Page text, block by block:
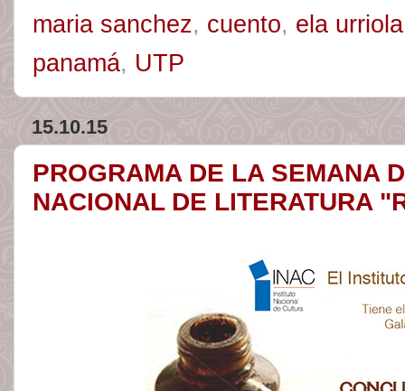
maria sanchez, cuento, ela urriola
panamá, UTP
15.10.15
PROGRAMA DE LA SEMANA
NACIONAL DE LITERATURA